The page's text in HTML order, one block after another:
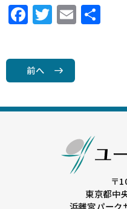
F
a
c
e
b
o
T
w
it
t
e
r
E
m
前へ
〒
東京都中
浜離宮パーク